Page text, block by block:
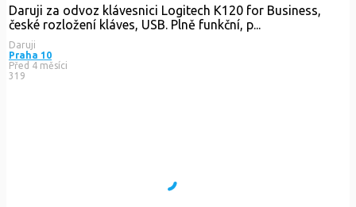
Daruji za odvoz klávesnici Logitech K120 for Business,
české rozložení kláves, USB. Plně funkční, p...
Daruji
Praha 10
Před 4 měsíci
319